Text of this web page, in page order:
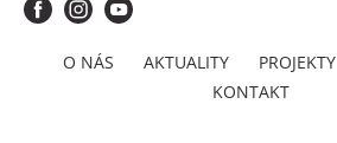
O NÁS AKTUALITY PROJEKTY
KONTAKT